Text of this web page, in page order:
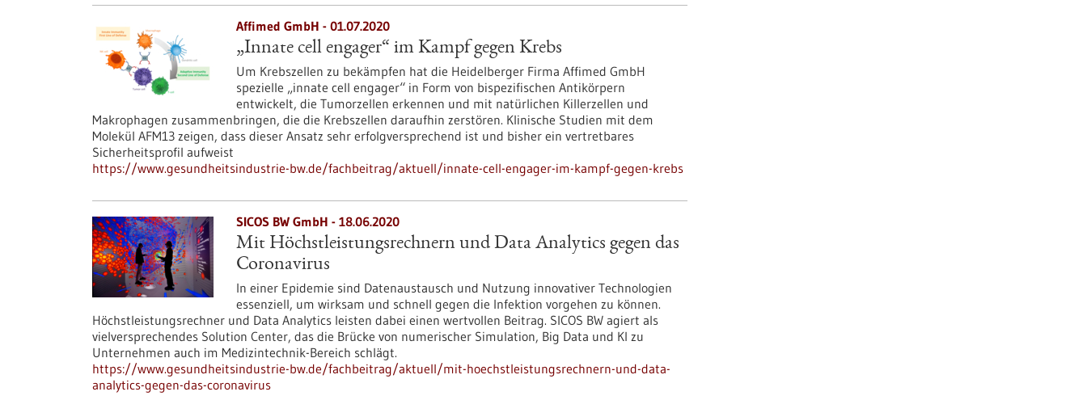
Affimed GmbH - 01.07.2020
„Innate cell engager“ im Kampf gegen Krebs
Um Krebszellen zu bekämpfen hat die Heidelberger Firma Affimed GmbH
spezielle „innate cell engager“ in Form von bispezifischen Antikörpern
entwickelt, die Tumorzellen erkennen und mit natürlichen Killerzellen und
Makrophagen zusammenbringen, die die Krebszellen daraufhin zerstören. Klinische Studien mit dem
Molekül AFM13 zeigen, dass dieser Ansatz sehr erfolgversprechend ist und bisher ein vertretbares
Sicherheitsprofil aufweist
https://www.gesundheitsindustrie-bw.de/fachbeitrag/aktuell/innate-cell-engager-im-kampf-gegen-krebs
SICOS BW GmbH - 18.06.2020
Mit Höchstleistungsrechnern und Data Analytics gegen das
Coronavirus
In einer Epidemie sind Datenaustausch und Nutzung innovativer Technologien
essenziell, um wirksam und schnell gegen die Infektion vorgehen zu können.
Höchstleistungsrechner und Data Analytics leisten dabei einen wertvollen Beitrag. SICOS BW agiert als
vielversprechendes Solution Center, das die Brücke von numerischer Simulation, Big Data und KI zu
Unternehmen auch im Medizintechnik-Bereich schlägt.
https://www.gesundheitsindustrie-bw.de/fachbeitrag/aktuell/mit-hoechstleistungsrechnern-und-data-
analytics-gegen-das-coronavirus